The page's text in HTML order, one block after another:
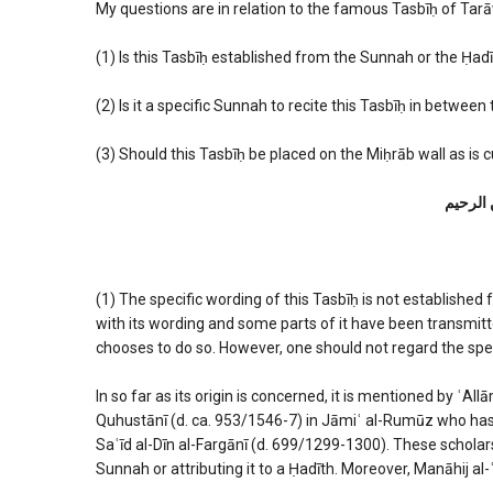
My questions are in relation to the famous Tasbīḥ of
(1) Is this Tasbīḥ established from the Sunnah or the
(2) Is it a specific Sunnah to recite this Tasbīḥ in
(3) Should this Tasbīḥ be placed on the Miḥrāb wall as is
الرحیم
(1) The specific wording of this Tasbīḥ is not
with its wording and some parts of it have been
chooses to do so. However, one should not regard the
In so far as its origin is concerned, it is mentioned by
Quhustānī (d. ca. 953/1546-7) in Jāmiʿ al-Rumūz who
Saʿīd al-Dīn al-Fargānī (d. 699/1299-1300). These
Sunnah or attributing it to a Ḥadīth. Moreover, Manāhij